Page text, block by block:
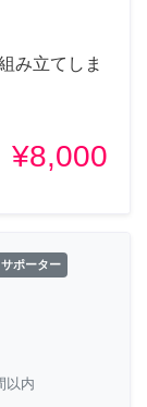
み立てしま
¥8,000
ポーター
以内